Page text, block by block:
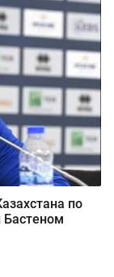
по
Бастеном